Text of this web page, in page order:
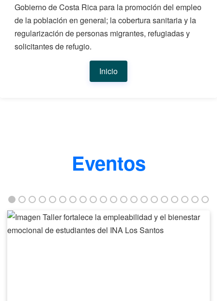
Gobierno de Costa Rica para la promoción del empleo
de la población en general; la cobertura sanitaria y la
regularización de personas migrantes, refugiadas y
solicitantes de refugio.
Inicio
Eventos
Taller
fortalece